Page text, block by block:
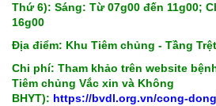
Thứ 6): Sáng: Từ 07g00 đến 11g00;
16g00
Địa điểm: Khu Tiêm chủng - Tầng
Chi phí: Tham khảo trên website
Tiêm chủng Vắc xin và Không
BHYT): https://bvdl.org.vn/cong-